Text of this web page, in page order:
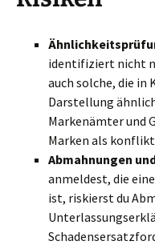
identifiziert nicht
auch solche, die in
Darstellung
Markenämter und
Marken als
Abmahnungen
anmeldest, die
ist, riskierst du